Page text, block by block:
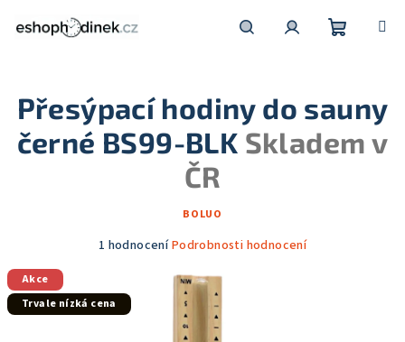
košík
Přesýpací hodiny do sauny
černé BS99-BLK Skladem v
ČR
BOLUO
Průměrné
je
5,0
1 hodnoceníPodrobnosti hodnocení
Akce
Trvale nízká cena